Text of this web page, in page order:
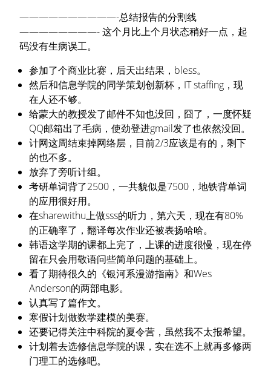
——————————-总结报告的分割线
————————- 这个月比上个月状态稍好一点，起
码没有生病误工。
参加了个商业比赛，后天出结果，bless。
然后和信息学院的同学策划创新杯，IT staffing，现
在人还不够。
给蒙大的教授发了邮件不知也没回，囧了，一度怀疑
QQ邮箱出了毛病，使劲登进gmail发了也依然没回。
计网这周结束掉网络层，目前2/3应该是有的，剩下
的也不多。
放弃了旁听计组。
考研单词背了2500，一共貌似是7500，地铁背单词
的应用很好用。
在sharewithu上做sss的听力，第六天，现在有80%
的正确率了，翻译每次作业还被表扬哈哈。
韩语这学期的课都上完了，上课的进度很慢，现在停
留在只会用敬语问些简单问题的基础上。
看了期待很久的《银河系漫游指南》和Wes
Anderson的两部电影。
认真写了篇作文。
寒假计划做数学建模的美赛。
还要记得关注中科院的夏令营，虽然我不太报希望。
计划着去选修信息学院的课，实在选不上就再多修两
门理工的选修吧。